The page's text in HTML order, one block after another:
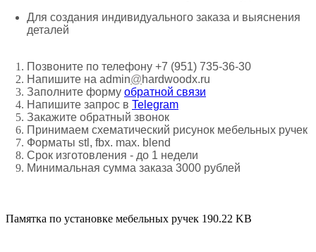
Для создания индивидуального заказа и выяснения
деталей
Позвоните по телефону +7 (951) 735-36-30
Напишите на admin@hardwoodx.ru
Заполните форму обратной связи
Напишите запрос в Telegram
Закажите обратный звонок
Принимаем схематический рисунок мебельных ручек
Форматы stl, fbx. max. blend
Срок изготовления - до 1 недели
Минимальная сумма заказа 3000 рублей
Памятка по установке мебельных ручек 190.22 KB